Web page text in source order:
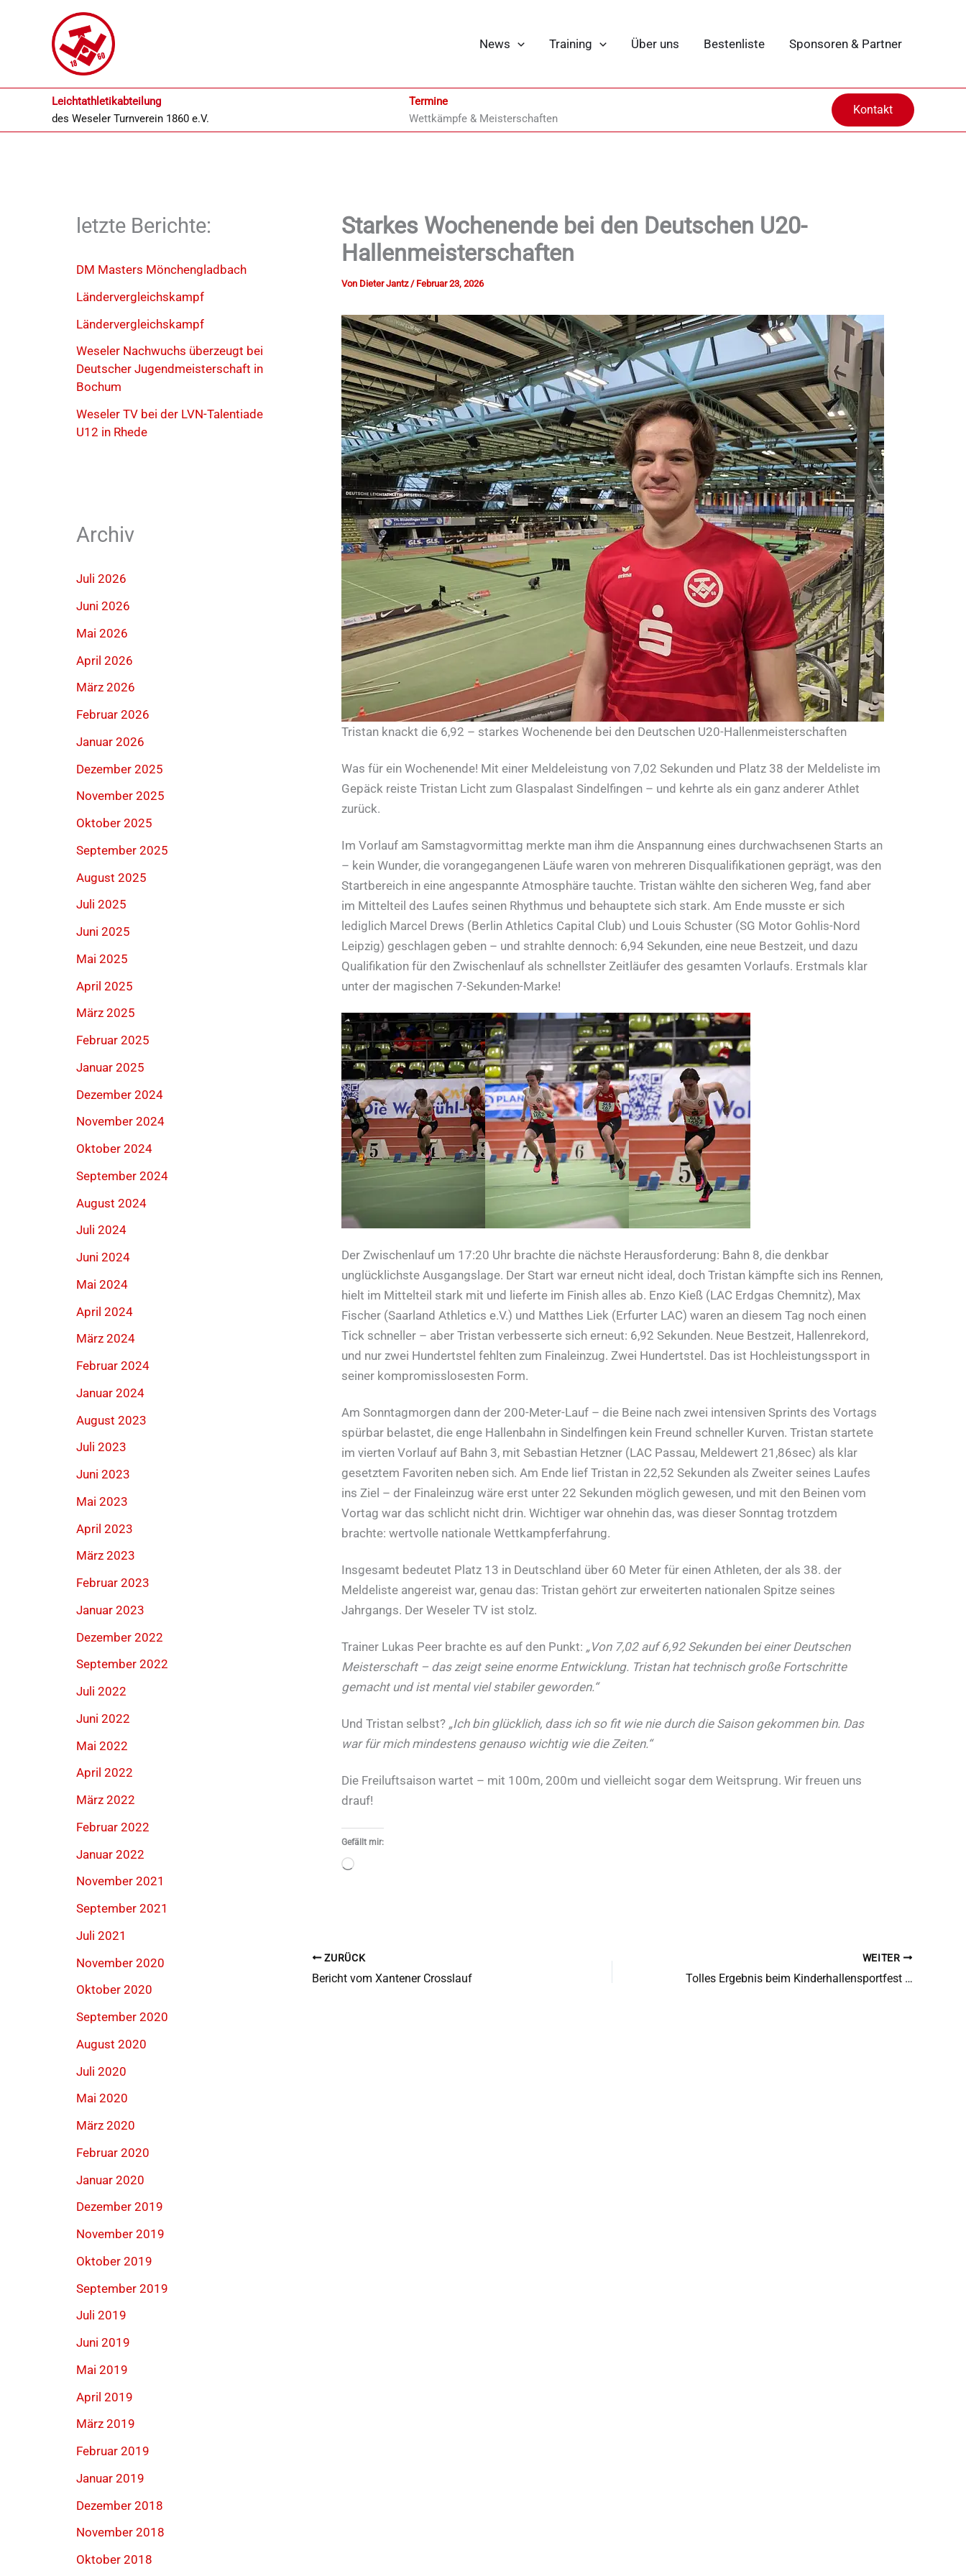
News Training Über uns Bestenliste Sponsoren & Partner
Leichtathletikabteilung
des Weseler Turnverein 1860 e.V.
Termine
Wettkämpfe & Meisterschaften
Kontakt
letzte Berichte:
DM Masters Mönchengladbach
Ländervergleichskampf
Ländervergleichskampf
Weseler Nachwuchs überzeugt bei
Deutscher Jugendmeisterschaft in
Bochum
Weseler TV bei der LVN-Talentiade
U12 in Rhede
Archiv
Juli 2026
Juni 2026
Mai 2026
April 2026
März 2026
Februar 2026
Januar 2026
Dezember 2025
November 2025
Oktober 2025
September 2025
August 2025
Juli 2025
Juni 2025
Mai 2025
April 2025
März 2025
Februar 2025
Januar 2025
Dezember 2024
November 2024
Oktober 2024
September 2024
August 2024
Juli 2024
Juni 2024
Mai 2024
April 2024
März 2024
Februar 2024
Januar 2024
August 2023
Juli 2023
Juni 2023
Mai 2023
April 2023
März 2023
Februar 2023
Januar 2023
Dezember 2022
September 2022
Juli 2022
Juni 2022
Mai 2022
April 2022
März 2022
Februar 2022
Januar 2022
November 2021
September 2021
Juli 2021
November 2020
Oktober 2020
September 2020
August 2020
Juli 2020
Mai 2020
März 2020
Februar 2020
Januar 2020
Dezember 2019
November 2019
Oktober 2019
September 2019
Juli 2019
Juni 2019
Mai 2019
April 2019
März 2019
Februar 2019
Januar 2019
Dezember 2018
November 2018
Oktober 2018
Starkes Wochenende bei den Deutschen U20-
Hallenmeisterschaften
Von Dieter Jantz / Februar 23, 2026
Tristan knackt die 6,92 – starkes Wochenende bei den Deutschen U20-Hallenmeisterschaften
Was für ein Wochenende! Mit einer Meldeleistung von 7,02 Sekunden und Platz 38 der Meldeliste im
Gepäck reiste Tristan Licht zum Glaspalast Sindelfingen – und kehrte als ein ganz anderer Athlet
zurück.
Im Vorlauf am Samstagvormittag merkte man ihm die Anspannung eines durchwachsenen Starts an
– kein Wunder, die vorangegangenen Läufe waren von mehreren Disqualifikationen geprägt, was den
Startbereich in eine angespannte Atmosphäre tauchte. Tristan wählte den sicheren Weg, fand aber
im Mittelteil des Laufes seinen Rhythmus und behauptete sich stark. Am Ende musste er sich
lediglich Marcel Drews (Berlin Athletics Capital Club) und Louis Schuster (SG Motor Gohlis-Nord
Leipzig) geschlagen geben – und strahlte dennoch: 6,94 Sekunden, eine neue Bestzeit, und dazu
Qualifikation für den Zwischenlauf als schnellster Zeitläufer des gesamten Vorlaufs. Erstmals klar
unter der magischen 7-Sekunden-Marke!
Der Zwischenlauf um 17:20 Uhr brachte die nächste Herausforderung: Bahn 8, die denkbar
unglücklichste Ausgangslage. Der Start war erneut nicht ideal, doch Tristan kämpfte sich ins Rennen,
hielt im Mittelteil stark mit und lieferte im Finish alles ab. Enzo Kieß (LAC Erdgas Chemnitz), Max
Fischer (Saarland Athletics e.V.) und Matthes Liek (Erfurter LAC) waren an diesem Tag noch einen
Tick schneller – aber Tristan verbesserte sich erneut: 6,92 Sekunden. Neue Bestzeit, Hallenrekord,
und nur zwei Hundertstel fehlten zum Finaleinzug. Zwei Hundertstel. Das ist Hochleistungssport in
seiner kompromisslosesten Form.
Am Sonntagmorgen dann der 200-Meter-Lauf – die Beine nach zwei intensiven Sprints des Vortags
spürbar belastet, die enge Hallenbahn in Sindelfingen kein Freund schneller Kurven. Tristan startete
im vierten Vorlauf auf Bahn 3, mit Sebastian Hetzner (LAC Passau, Meldewert 21,86sec) als klar
gesetztem Favoriten neben sich. Am Ende lief Tristan in 22,52 Sekunden als Zweiter seines Laufes
ins Ziel – der Finaleinzug wäre erst unter 22 Sekunden möglich gewesen, und mit den Beinen vom
Vortag war das schlicht nicht drin. Wichtiger war ohnehin das, was dieser Sonntag trotzdem
brachte: wertvolle nationale Wettkampferfahrung.
Insgesamt bedeutet Platz 13 in Deutschland über 60 Meter für einen Athleten, der als 38. der
Meldeliste angereist war, genau das: Tristan gehört zur erweiterten nationalen Spitze seines
Jahrgangs. Der Weseler TV ist stolz.
Trainer Lukas Peer brachte es auf den Punkt: „Von 7,02 auf 6,92 Sekunden bei einer Deutschen
Meisterschaft – das zeigt seine enorme Entwicklung. Tristan hat technisch große Fortschritte
gemacht und ist mental viel stabiler geworden.“
Und Tristan selbst? „Ich bin glücklich, dass ich so fit wie nie durch die Saison gekommen bin. Das
war für mich mindestens genauso wichtig wie die Zeiten.“
Die Freiluftsaison wartet – mit 100m, 200m und vielleicht sogar dem Weitsprung. Wir freuen uns
drauf!
Gefällt mir:
Wird
ZURÜCK
Bericht vom Xantener Crosslauf
WEITER
Tolles Ergebnis beim Kinderhallensportfest in Rhede!